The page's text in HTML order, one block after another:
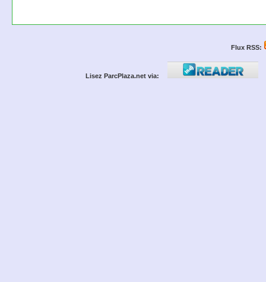
Flux RSS:
Lisez ParcPlaza.net via: